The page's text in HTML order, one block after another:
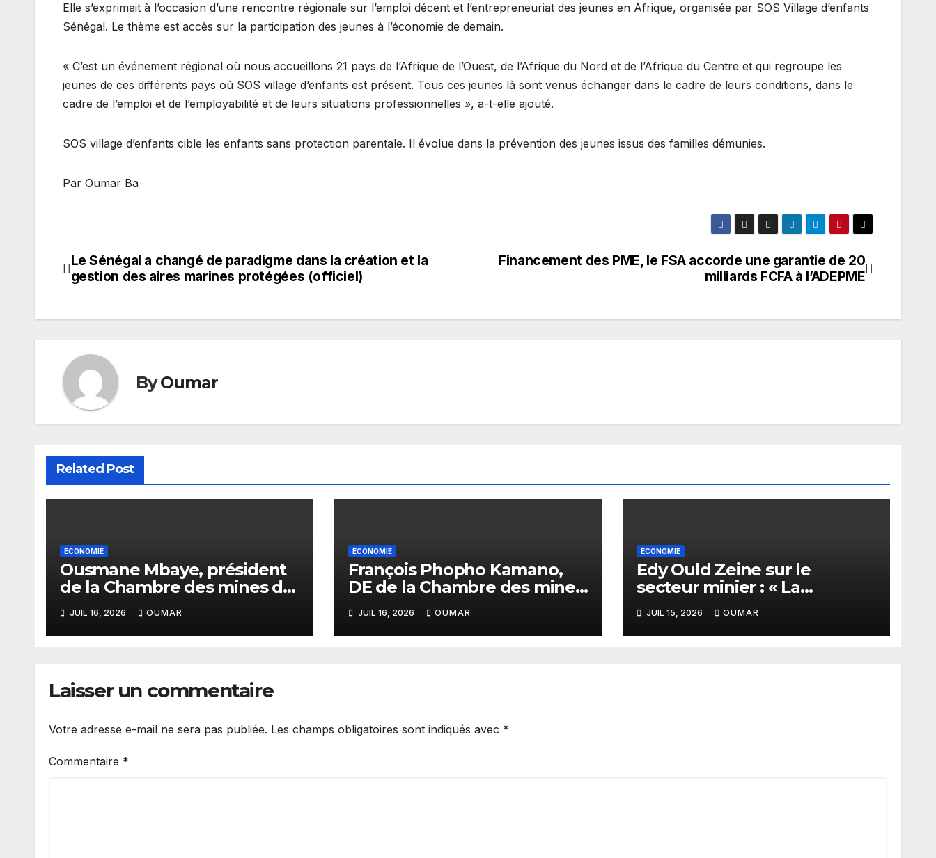
Elle s’exprimait à l’occasion d’une rencontre régionale sur l’emploi décent et l’entrepreneuriat des jeunes en Afrique, organisée par SOS Village d’enfants
Sénégal. Le thème est accès sur la participation des jeunes à l’économie de demain.
« C’est un événement régional où nous accueillons 21 pays de l’Afrique de l’Ouest, de l’Afrique du Nord et de l’Afrique du Centre et qui regroupe les
jeunes de ces différents pays où SOS village d’enfants est présent. Tous ces jeunes là sont venus échanger dans le cadre de leurs conditions, dans le
cadre de l’emploi et de l’employabilité et de leurs situations professionnelles », a-t-elle ajouté.
SOS village d’enfants cible les enfants sans protection parentale. Il évolue dans la prévention des jeunes issus des familles démunies.
Par Oumar Ba
Navigation
l’article
Financement des PME, le FSA accorde une garantie de 20
milliards FCFA à l’ADEPME
Le Sénégal a changé de paradigme dans la création et la
gestion des aires marines protégées (officiel)
ByOumar
Related Post
ECONOMIE
Ousmane Mbaye, président
de la Chambre des mines du
Sénégal : « C’est l’Etat qui
doit assurer le financement
des infrastructures »
JUIL 16, 2026 OUMAR
ECONOMIE
François Phopho Kamano,
DE de la Chambre des mines
: « la Guinée est aujourd’hui
la meilleure des
destinations »
JUIL 16, 2026 OUMAR
ECONOMIE
Edy Ould Zeine sur le
secteur minier : « La
corruption n’existe pas en
Mauritanie »
JUIL 15, 2026 OUMAR
Laisser un commentaire
Votre adresse e-mail ne sera pas publiée. Les champs obligatoires sont indiqués avec *
Commentaire *